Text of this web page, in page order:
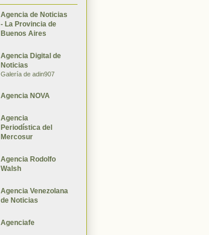
Agencia de Noticias
- La Provincia de
Buenos Aires
Agencia Digital de
Noticias
Galería de adin907
Agencia NOVA
Agencia
Periodística del
Mercosur
Agencia Rodolfo
Walsh
Agencia Venezolana
de Noticias
Agenciafe